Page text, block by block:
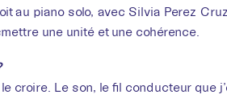
au piano solo, avec Silvia Perez
une unité et une cohérence.
croire. Le son, le fil conducteur que